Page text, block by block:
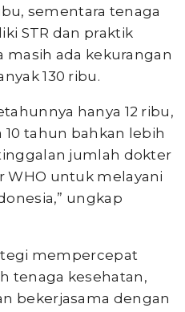
sementara tenaga
STR dan praktik
masih ada kekurangan
130 ribu.
hanya 12 ribu,
tahun bahkan lebih
jumlah dokter
WHO untuk melayani
ungkap
mempercepat
tenaga kesehatan,
bekerjasama dengan